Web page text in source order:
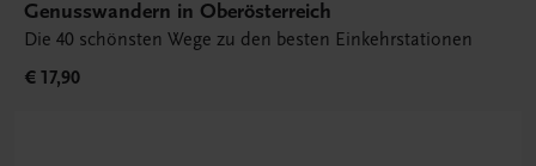
Genusswandern in Oberösterreich
Die 40 schönsten Wege zu den besten Einkehrstationen
€ 17,90